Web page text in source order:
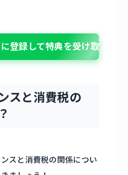
登録して特典を受け取る
スと消費税の
スと消費税の関係につい